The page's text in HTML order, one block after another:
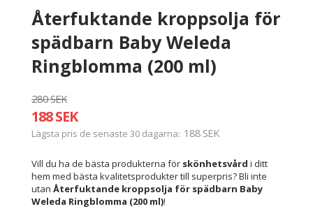
Återfuktande kroppsolja för
spädbarn Baby Weleda
Ringblomma (200 ml)
280 SEK
188 SEK
Lägsta pris de senaste 30 dagarna 188 SEK
Vill du ha de bästa produkterna för skönhetsvård i ditt
hem med bästa kvalitetsprodukter till superpris? Bli inte
utan Återfuktande kroppsolja för spädbarn Baby
Weleda Ringblomma (200 ml)!